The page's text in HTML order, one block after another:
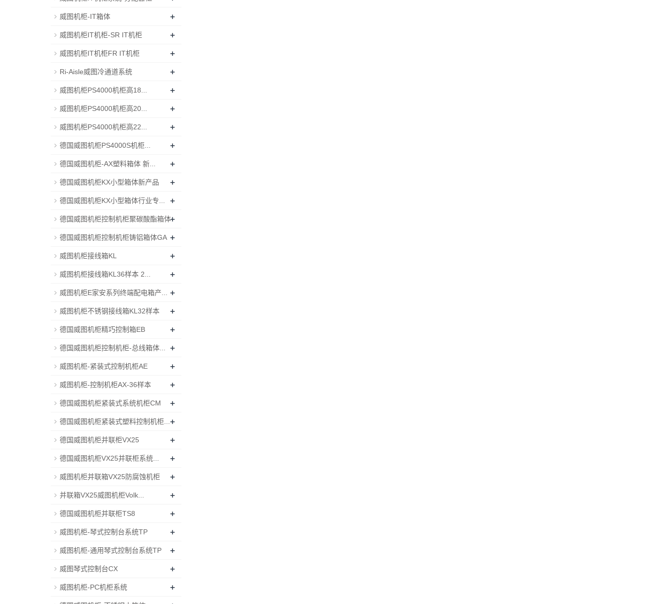
威图机柜-IT箱体 +
威图机柜IT机柜-SR IT机柜 +
威图机柜IT机柜FR IT机柜 +
Ri-Aisle威图冷通道系统 +
威图机柜PS4000机柜高18... +
威图机柜PS4000机柜高20... +
威图机柜PS4000机柜高22... +
德国威图机柜PS4000S机柜... +
德国威图机柜-AX塑料箱体 新... +
德国威图机柜KX小型箱体新产品 +
德国威图机柜KX小型箱体行业专... +
德国威图机柜控制机柜聚碳酸酯箱体+
德国威图机柜控制机柜铸铝箱体GA +
威图机柜接线箱KL +
威图机柜接线箱KL36样本 2... +
威图机柜E家安系列终端配电箱产... +
威图机柜不锈钢接线箱KL32样本 +
德国威图机柜精巧控制箱EB +
德国威图机柜控制机柜-总线箱体... +
威图机柜-紧装式控制机柜AE +
威图机柜-控制机柜AX-36样本 +
德国威图机柜紧装式系统机柜CM +
德国威图机柜紧装式塑料控制机柜... +
德国威图机柜并联柜VX25 +
德国威图机柜VX25并联柜系统... +
威图机柜并联箱VX25防腐蚀机柜 +
并联箱VX25威图机柜Volk... +
德国威图机柜并联柜TS8 +
威图机柜-琴式控制台系统TP +
威图机柜-通用琴式控制台系统TP +
威图琴式控制台CX +
威图机柜-PC机柜系统 +